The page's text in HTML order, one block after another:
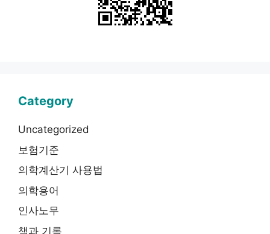
Category
Uncategorized
보험기준
의학계산기 사용법
의학용어
인사노무
책과 기록